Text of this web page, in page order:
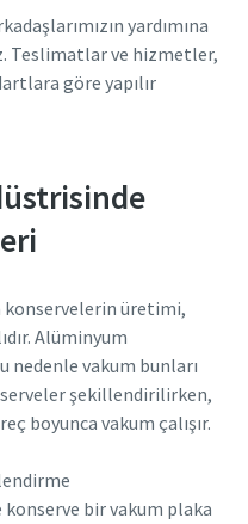
yardımına
Teslimatlar ve hizmetler,
göre yapılır
konservelerin üretimi,
Alüminyum
nedenle vakum bunları
şekillendirilirken,
boyunca vakum çalışır.
bir vakum plaka
iletişime
okudum
yeni
ve özel
hakkında
kabul
iletişime
okudum
yeni
ve özel
hakkında
kabul
iletişime
okudum
yeni
ve özel
hakkında
kabul
iletişime
okudum
yeni
ve özel
hakkında
kabul